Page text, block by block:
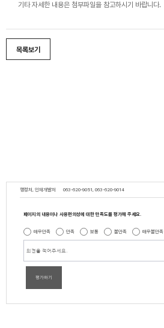
기타 자세한 내용은 첨부파일을 참고하시기 바랍니다.
목록보기
행정처, 인재개발처 063-620-9051, 063-620-9014
페이지의 내용이나 사용편의성에 대한 만족도를 평가해 주세요.
매우만족 만족 보통 불만족 매우불만족
평가하기